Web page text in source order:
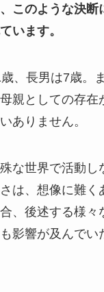
このような決断
います。
、長男は7歳。
親としての存在
ありません。
な世界で活動し
は、想像に難く
、後述する様々
影響が及んでい